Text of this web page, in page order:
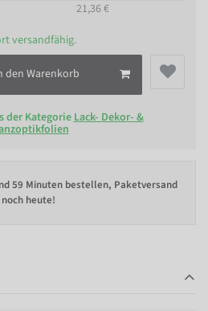
21,36 €
versandfähig.
den Warenkorb
der KategorieLack- Dekor- &
59 Minuten bestellen, Paketversand
noch heute!